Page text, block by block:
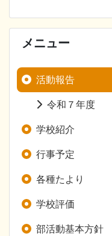
メニュー
活動報告
令和７年度
学校紹介
行事予定
各種たより
学校評価
部活動基本方針